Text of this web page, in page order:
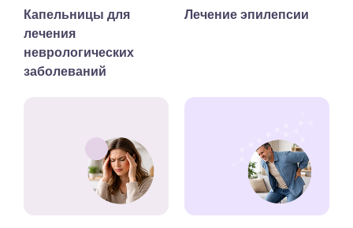
Капельницы для
лечения
неврологических
заболеваний
Лечение эпилепсии